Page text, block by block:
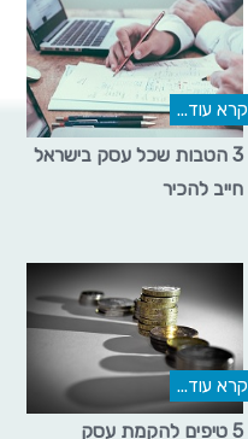
קרא עוד...
3 הטבות שכל עסק בישראל
חייב להכיר
קרא עוד...
5 טיפים להקמת עסק